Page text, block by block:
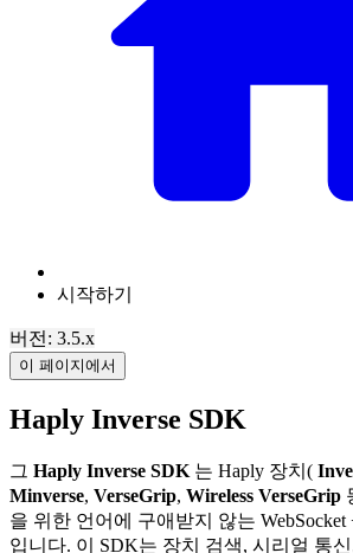
시작하기
버전: 3.5.x
이 페이지에서
Haply Inverse SDK
그 Haply Inverse SDK 는 Haply 장치(
Minverse, VerseGrip, Wireless VerseGrip
을 위한 언어에 구애받지 않는
입니다. 이 SDK는 장치 검색, 시리얼 통